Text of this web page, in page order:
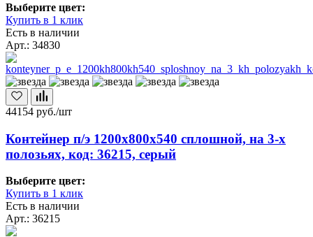
Выберите цвет:
Купить в 1 клик
Есть в наличии
Арт.: 34830
44154 руб./шт
Контейнер п/э 1200х800х540 сплошной, на 3-х
полозьях, код: 36215, серый
Выберите цвет:
Купить в 1 клик
Есть в наличии
Арт.: 36215